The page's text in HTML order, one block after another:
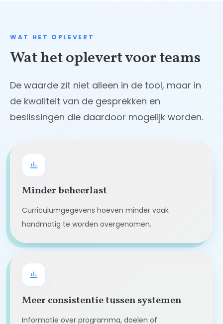
WAT HET OPLEVERT
Wat het oplevert voor teams
De waarde zit niet alleen in de tool, maar in
de kwaliteit van de gesprekken en
beslissingen die daardoor mogelijk worden.
Minder beheerlast
Curriculumgegevens hoeven minder vaak
handmatig te worden overgenomen.
Meer consistentie tussen systemen
Informatie over programma, doelen of